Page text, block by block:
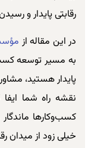
رقابتی پایدار و
در این مقاله از
به مسیر توسعه
پایدار هستید،
نقشه راه شما
کسب‌وکارها
خیلی زود از میدان